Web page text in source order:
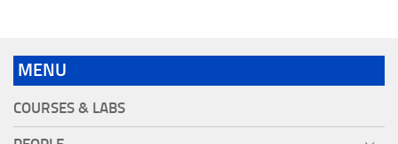
MENU
COURSES & LABS